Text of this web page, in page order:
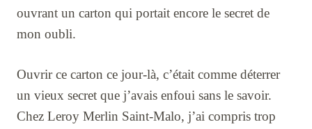
ouvrant un carton qui portait encore le secret de
mon oubli.
Ouvrir ce carton ce jour-là, c’était comme déterrer
un vieux secret que j’avais enfoui sans le savoir.
Chez Leroy Merlin Saint-Malo, j’ai compris trop